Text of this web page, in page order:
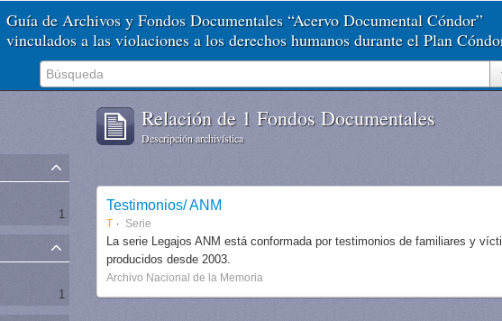
Guía de Archivos y Fondos Documentales “Acervo Documental Cóndor”
vinculados a las violaciones a los derechos humanos durante el Plan
1
1
Relación de 1 Fondos Documentales
Descripción archivística
Testimonios/ ANM
T Serie
La serie Legajos ANM está conformada por testimonios de familiares y
producidos desde 2003.
Archivo Nacional de la Memoria